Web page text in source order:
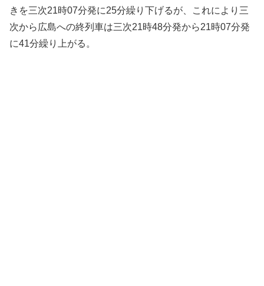
きを三次21時07分発に25分繰り下げるが、これにより三
次から広島への終列車は三次21時48分発から21時07分発
に41分繰り上がる。